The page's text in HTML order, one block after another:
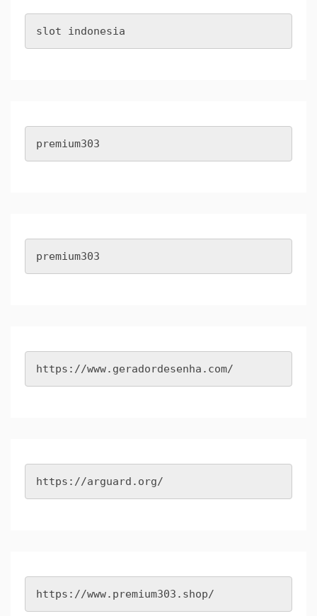
slot indonesia
premium303
premium303
https://www.geradordesenha.com/
https://arguard.org/
https://www.premium303.shop/